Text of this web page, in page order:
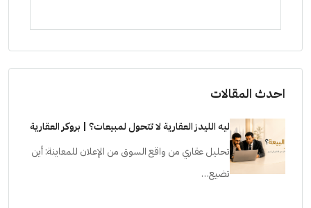
احدث المقالات
ليه الليدز العقارية لا تتحول لمبيعات؟ | بروكر العقارية
تحليل عقاري من واقع السوق من الإعلان للمعاينة: أين
تضيع…